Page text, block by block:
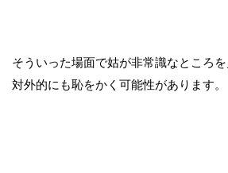
そういった場面で姑が非常識なところを
対外的にも恥をかく可能性があります。